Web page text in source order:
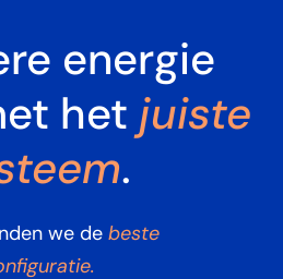
energie
het juiste
.
we de beste